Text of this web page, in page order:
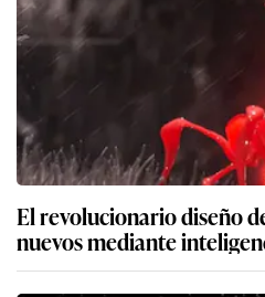
El revolucionario diseño
nuevos mediante